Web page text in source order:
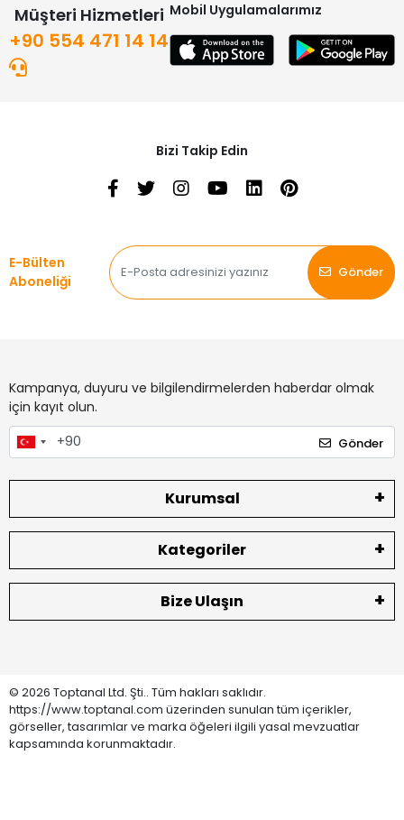
Müşteri Hizmetleri
+90 554 471 14 14
Mobil Uygulamalarımız
Bizi Takip Edin
E-Bülten
Aboneliği
Gönder
Kampanya, duyuru ve bilgilendirmelerden haberdar olmak
için kayıt olun.
Gönder
Kurumsal
Kategoriler
Bize Ulaşın
© 2026 Toptanal Ltd. Şti.. Tüm hakları saklıdır.
https://www.toptanal.com üzerinden sunulan tüm içerikler,
görseller, tasarımlar ve marka öğeleri ilgili yasal mevzuatlar
kapsamında korunmaktadır.